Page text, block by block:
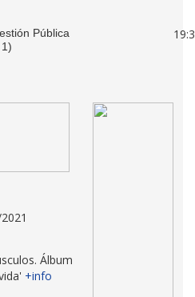
Pública
Álbum
+info